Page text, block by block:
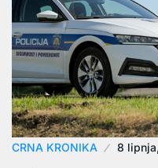
CRNA KRONIKA 8